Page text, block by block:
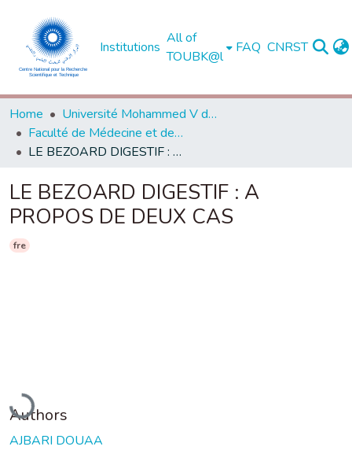
Institutions
All of
TOUBK@l
FAQ CNRST
Home
Université Mohammed V de Rabat
Faculté de Médecine et de Pharmacie - Rabat
LE BEZOARD DIGESTIF : A PROPOS DE DEUX CAS
LE BEZOARD DIGESTIF : A
PROPOS DE DEUX CAS
fre
Loading...
Authors
AJBARI DOUAA